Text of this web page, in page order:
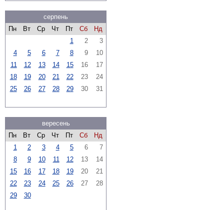
серпень
Пн
Вт Ср Чт Пт Сб
Нд
1
2
3
4
5 6 7 8 9
10
11
12 13 14 15 16
17
18
19 20 21 22 23
24
25
26 27 28 29 30 31
вересень
Пн
Вт Ср Чт Пт Сб
Нд
1
2 3 4 5 6
7
8
9 10 11 12 13
14
15
16 17 18 19 20
21
22
23 24 25 26 27
28
29
30